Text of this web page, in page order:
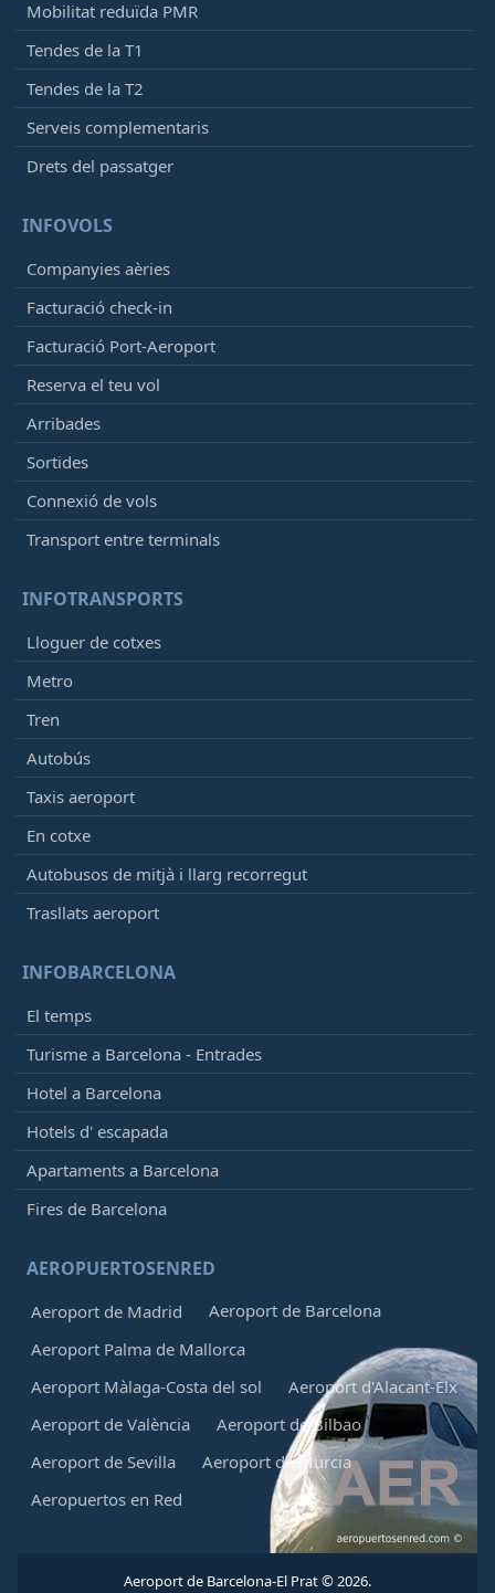
Mobilitat reduïda PMR
Tendes de la T1
Tendes de la T2
Serveis complementaris
Drets del passatger
INFOVOLS
Companyies aèries
Facturació check-in
Facturació Port-Aeroport
Reserva el teu vol
Arribades
Sortides
Connexió de vols
Transport entre terminals
INFOTRANSPORTS
Lloguer de cotxes
Metro
Tren
Autobús
Taxis aeroport
En cotxe
Autobusos de mitjà i llarg recorregut
Trasllats aeroport
INFOBARCELONA
El temps
Turisme a Barcelona - Entrades
Hotel a Barcelona
Hotels d' escapada
Apartaments a Barcelona
Fires de Barcelona
AEROPUERTOSENRED
Aeroport de Madrid
Aeroport de Barcelona
Aeroport Palma de Mallorca
Aeroport Màlaga-Costa del sol
Aeroport d'Alacant-Elx
Aeroport de València
Aeroport de Bilbao
Aeroport de Sevilla
Aeroport de Murcia
Aeropuertos en Red
Aeroport de Barcelona-El Prat © 2026.